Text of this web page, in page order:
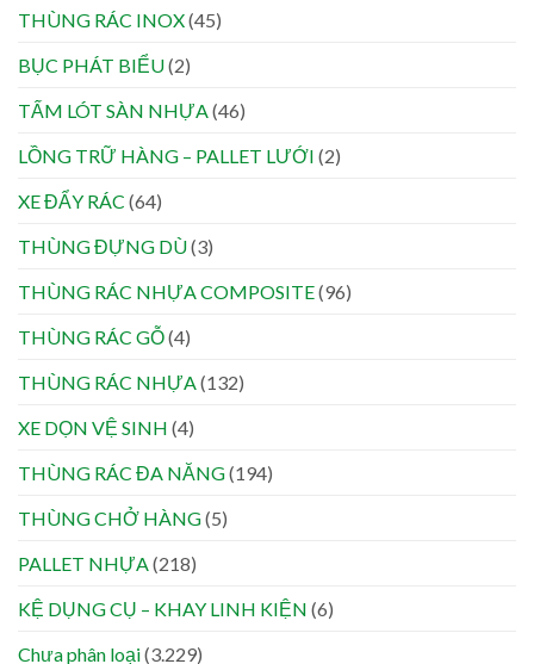
THÙNG RÁC INOX(45)
BỤC PHÁT BIỂU(2)
TẤM LÓT SÀN NHỰA(46)
LỒNG TRỮ HÀNG – PALLET LƯỚI (2)
XE ĐẨY RÁC (64)
THÙNG ĐỰNG DÙ(3)
THÙNG RÁC NHỰA COMPOSITE(96)
THÙNG RÁC GỖ(4)
THÙNG RÁC NHỰA(132)
XE DỌN VỆ SINH (4)
THÙNG RÁC ĐA NĂNG(194)
THÙNG CHỞ HÀNG(5)
PALLET NHỰA(218)
KỆ DỤNG CỤ – KHAY LINH KIỆN (6)
Chưa phân loại(3.229)